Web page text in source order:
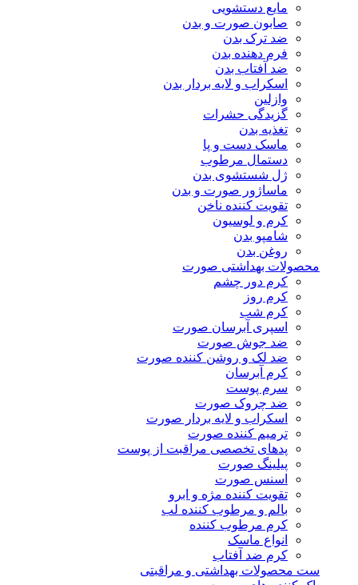
مایع دستشویی
صابون صورت و بدن
ضد ترک بدن
فرم دهنده بدن
ضد آفتاب بدن
اسکراب و لایه بردار بدن
وازلین
گزیدگی حشرات
تغذیه بدن
ماسک دست و پا
دستمال مرطوب
ژل شستشوی بدن
ماساژور صورت و بدن
تقویت کننده ناخن
کرم و لوسیون
شامپو بدن
روغن بدن
محصولات بهداشتی صورت
کرم دور چشم
کرم روز
کرم شب
اسپری آبرسان صورت
ضد جوش صورت
ضد لک و روشن کننده صورت
کرم آبرسان
سرم پوست
ضد چروک صورت
اسکراب و لایه بردار صورت
ترمیم کننده صورت
پدهای تخصصی مراقبت از پوست
پیلینگ صورت
اسنس صورت
تقویت کننده مژه و ابرو
بالم و مرطوب کننده لب
کرم مرطوب کننده
انواع ماسک
کرم ضد آفتاب
ست محصولات بهداشتی و مراقبتی